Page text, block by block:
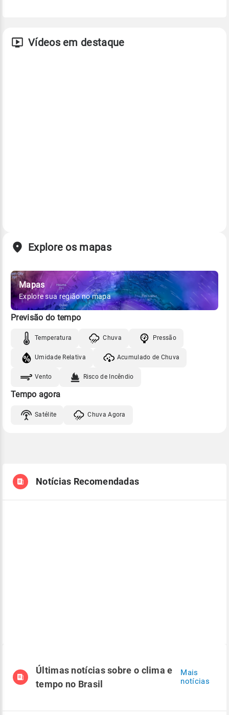
Vídeos em destaque
Explore os mapas
Mapas
Explore sua região no mapa
Previsão do tempo
Temperatura Chuva Pressão
Umidade Relativa Acumulado de Chuva
Vento Risco de Incêndio
Tempo agora
Satélite Chuva Agora
Notícias Recomendadas
Últimas notícias sobre o clima e
tempo no Brasil
Mais
notícias